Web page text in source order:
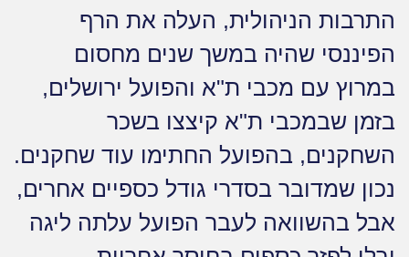
התרבות הניהולית, העלה את הרף
הפיננסי שהיה במשך שנים מחסום
במרוץ עם מכבי ת"א והפועל ירושלים,
בזמן שבמכבי ת"א קיצצו בשכר
השחקנים, בהפועל החתימו עוד שחקנים.
נכון שמדובר בסדרי גודל כספיים אחרים,
אבל בהשוואה לעבר הפועל עלתה ליגה